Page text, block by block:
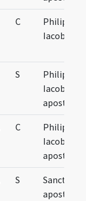
C
Philippi et
Iacobi
S
Philippi et
Iacobi
C
Philippi et
Iacobi
S